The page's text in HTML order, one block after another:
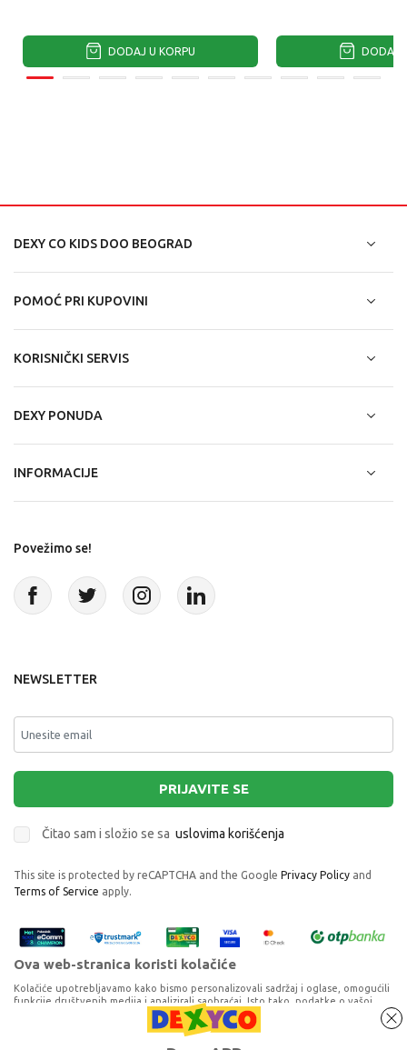
DODAJ U KORPU DODAJ
DEXY CO KIDS DOO BEOGRAD
POMOĆ PRI KUPOVINI
KORISNIČKI SERVIS
DEXY PONUDA
INFORMACIJE
Povežimo se!
NEWSLETTER
PRIJAVITE SE
Čitao sam i složio se sa uslovima korišćenja
This site is protected by reCAPTCHA and the Google Privacy Policy and
Terms of Service apply.
Ova web-stranica koristi kolačiće
Kolačiće upotrebljavamo kako bismo personalizovali sadržaj i oglase, omogućili
funkcije društvenih medija i analizirali saobraćaj. Isto tako, podatke o vašoj
upotrebi naše web-lokacije delimo s partnerima za društvene medije,
oglašavanje i analizu, a oni ih mogu kombinovati s drugim podacima koje ste im
pružili ili koje su prikupili dok ste upotrebljavali njihove usluge. Nastavkom